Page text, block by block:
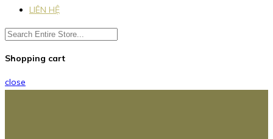
LIÊN HỆ
Shopping cart
close